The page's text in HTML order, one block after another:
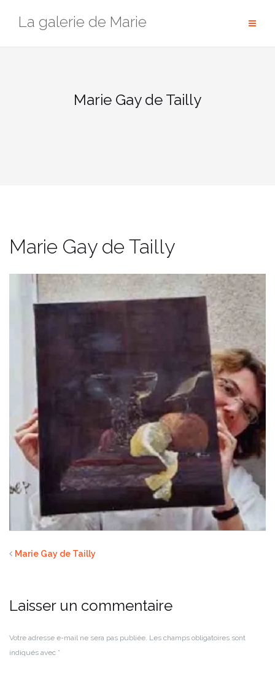
La galerie de Marie
Marie Gay de Tailly
Marie Gay de Tailly
Marie Gay de Tailly
Laisser un commentaire
Votre adresse e-mail ne sera pas publiée. Les champs obligatoires sont
indiqués avec *